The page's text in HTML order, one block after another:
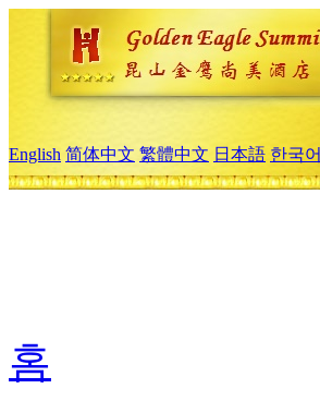
English 简体中文 繁體中文 日本語 한국어
홈